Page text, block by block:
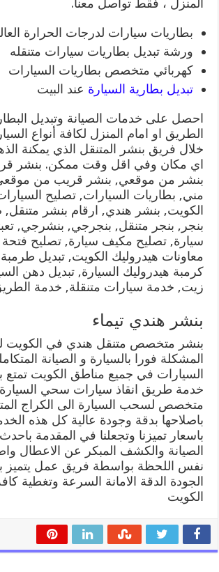
المنزل ، فقط تواصل معنا.
بطاريات سيارات لدرجات الحرارة
ورشة تبديل بطاريات سيارات متنقله
كهربائي متخصص بطاريات السيارات
تبديل بطارية السيارة عند البيت
احصل على خدمات الصيانة وتبديل
الطريق او امام المنزل لكافة أنواع
خلال فريق بنشر المتنقل الذي يمكنة
اي مكان وفي اقل وقت ممكن. بنشر
بنشر من موقعي, بنشر قريب من
مني, بطاريات السيارات, تصليح
الكويت, بنشر هندي, ارقام بنشر متنقل,
بنجر, بنجر متنقل, بنجرجي, بنشرجي,
سيارة, تصليح مكيف سيارة, تصليح
معاونات هيدروليك الكويت, تبديل طرمبة
كرمبة هيدروليك السيارة, تبديل دهن
زيت, خدمة سيارات متنقلة, خدمة
بنشر هندي تيماء
بنشر متخصص متنقل هندي في الكويت
المشكلة فورا بالسيارة و الصيانة
السيارات في جميع مناطق الكويت تمتع
خدمة طريق انقاذ سيارات سحي
متخصص لسحب السيارة الى الكراج
باصلاحها بدقة وجودة عالية كل هذه
باسعار تميزنا وتجعلنا في المقدمة
الصيانة والكشف المبكر عن الاعطال
نفس اللحظة بواسطة فريق عمل يتميز
الجودة الدقة الامانة السرعة وتغطية
الكويت